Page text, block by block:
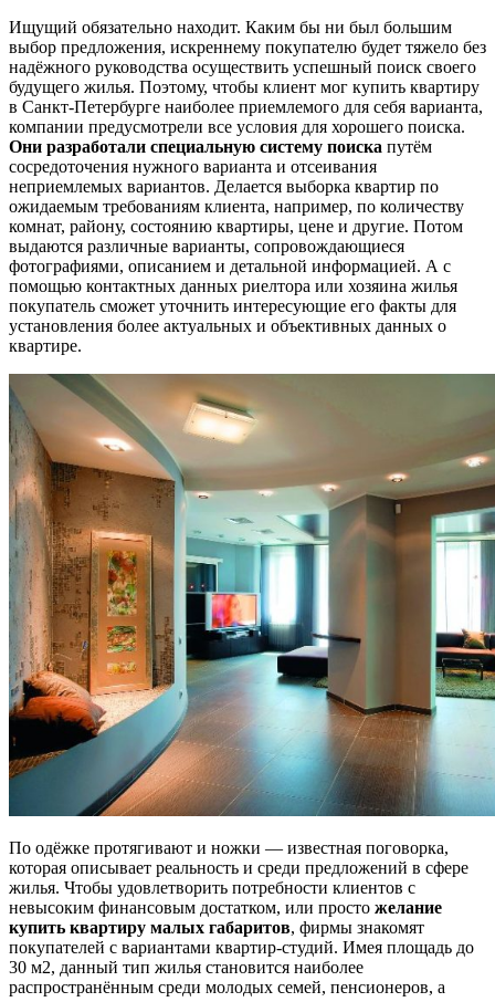
Ищущий обязательно находит. Каким бы ни был большим
выбор предложения, искреннему покупателю будет тяжело без
надёжного руководства осуществить успешный поиск своего
будущего жилья. Поэтому, чтобы клиент мог купить квартиру
в Санкт-Петербурге наиболее приемлемого для себя варианта,
компании предусмотрели все условия для хорошего поиска.
Они разработали специальную систему поиска путём
сосредоточения нужного варианта и отсеивания
неприемлемых вариантов. Делается выборка квартир по
ожидаемым требованиям клиента, например, по количеству
комнат, району, состоянию квартиры, цене и другие. Потом
выдаются различные варианты, сопровождающиеся
фотографиями, описанием и детальной информацией. А с
помощью контактных данных риелтора или хозяина жилья
покупатель сможет уточнить интересующие его факты для
установления более актуальных и объективных данных о
квартире.
По одёжке протягивают и ножки — известная поговорка,
которая описывает реальность и среди предложений в сфере
жилья. Чтобы удовлетворить потребности клиентов с
невысоким финансовым достатком, или просто желание
купить квартиру малых габаритов, фирмы знакомят
покупателей с вариантами квартир-студий. Имея площадь до
30 м2, данный тип жилья становится наиболее
распространённым среди молодых семей, пенсионеров, а